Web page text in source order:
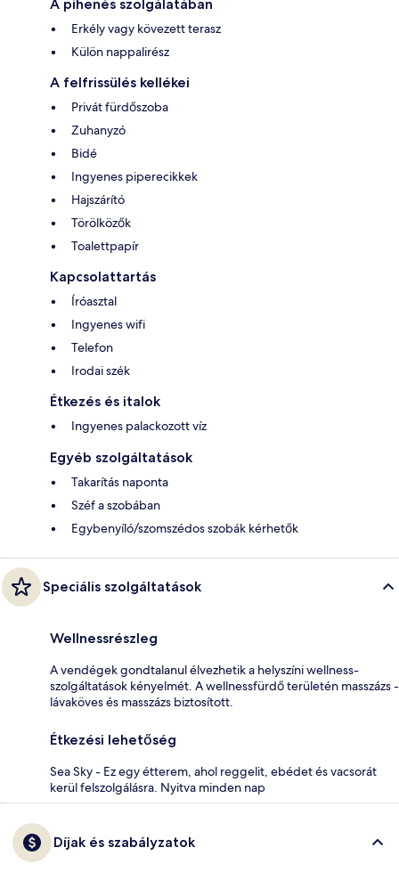
A pihenés szolgálatában
Erkély vagy kövezett terasz
Külön nappalirész
A felfrissülés kellékei
Privát fürdőszoba
Zuhanyzó
Bidé
Ingyenes piperecikkek
Hajszárító
Törölközők
Toalettpapír
Kapcsolattartás
Íróasztal
Ingyenes wifi
Telefon
Irodai szék
Étkezés és italok
Ingyenes palackozott víz
Egyéb szolgáltatások
Takarítás naponta
Széf a szobában
Egybenyíló/szomszédos szobák kérhetők
Speciális szolgáltatások
Wellnessrészleg
A vendégek gondtalanul élvezhetik a helyszíni wellness-
szolgáltatások kényelmét. A wellnessfürdő területén masszázs -
lávaköves és masszázs biztosított.
Étkezési lehetőség
Sea Sky - Ez egy étterem, ahol reggelit, ebédet és vacsorát
kerül felszolgálásra. Nyitva minden nap
Díjak és szabályzatok